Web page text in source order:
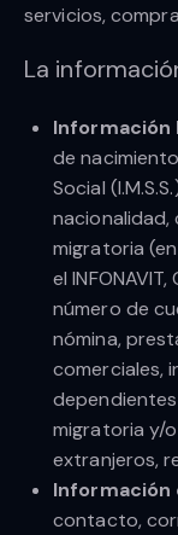
servicios,
La
Información
de
Social
migratoria
el
número de
nómina,
comerciales,
migratoria y/
extranjeros,
Información
contacto,